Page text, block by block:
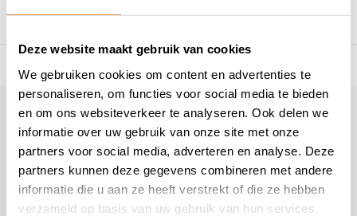
Deze website maakt gebruik van cookies
We gebruiken cookies om content en advertenties te
personaliseren, om functies voor social media te bieden
en om ons websiteverkeer te analyseren. Ook delen we
informatie over uw gebruik van onze site met onze
partners voor social media, adverteren en analyse. Deze
partners kunnen deze gegevens combineren met andere
informatie die u aan ze heeft verstrekt of die ze hebben
verzameld op basis van uw gebruik van hun services.
Klantenservice geopend
Veelgestelde vragen
+31 78 780 2330
info@artsloten.nl